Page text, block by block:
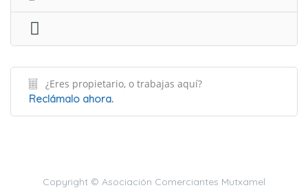
¿Eres propietario, o trabajas aquí?
Reclámalo ahora.
Copyright © Asociación Comerciantes Mutxamel